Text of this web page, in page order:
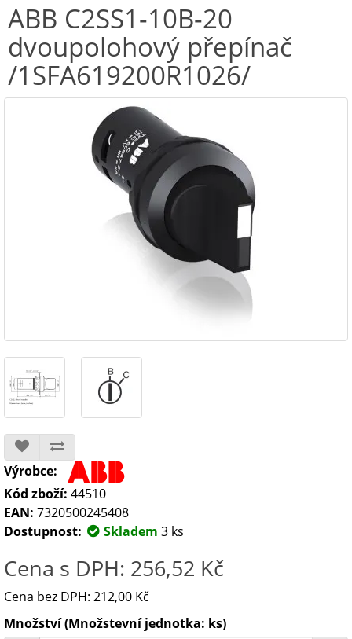
ABB C2SS1-10B-20
dvoupolohový přepínač
/1SFA619200R1026/
Výrobce:
Kód zboží: 44510
EAN: 7320500245408
Dostupnost:
Skladem 3 ks
Cena s DPH: 256,52 Kč
Cena bez DPH: 212,00 Kč
Množství (Množstevní jednotka: ks)